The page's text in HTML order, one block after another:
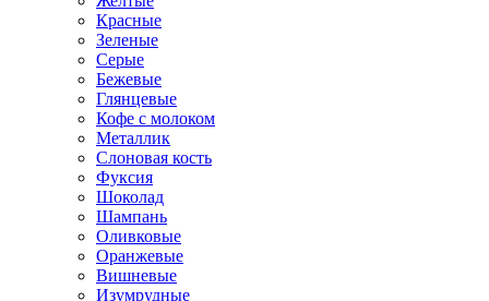
Красные
Зеленые
Серые
Бежевые
Глянцевые
Кофе с молоком
Металлик
Слоновая кость
Фуксия
Шоколад
Шампань
Оливковые
Оранжевые
Вишневые
Изумрудные